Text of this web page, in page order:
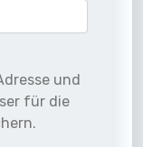
und
für die